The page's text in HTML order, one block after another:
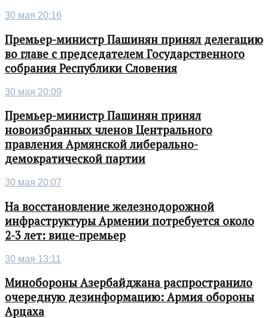
30 мая 20:16
Премьер-министр Пашинян принял делегацию
во главе с председателем Государственного
собрания Республики Словения
30 мая 20:09
Премьер-министр Пашинян принял
новоизбранных членов Центрального
правления Армянской либерально-
демократической партии
30 мая 20:07
На восстановление железнодорожной
инфраструктуры Армении потребуется около
2-3 лет: вице-премьер
30 мая 13:11
Минобороны Азербайджана распространило
очередную дезинформацию: Армия обороны
Арцаха